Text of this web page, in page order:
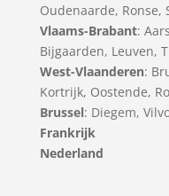
Oudenaarde, Ronse,
Vlaams-Brabant:
Bijgaarden, Leuven,
West-Vlaanderen:
Kortrijk, Oostende,
Brussel: Diegem,
Frankrijk
Nederland